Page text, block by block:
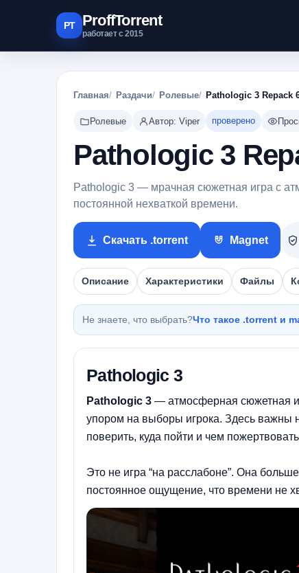
PT ProffTorrent
работает с 2015
Главная Раздачи Ролевые Pathologic 3 Repack
Ролевые Автор: Viper проверено
Pathologic 3
Pathologic 3 — мрачная сюжетная игра с
постоянной нехваткой времени.
Скачать .torrent Magnet
Описание Характеристики Файлы
Не знаете, что выбрать?Что такое .torrent и
Pathologic 3
Pathologic 3 — атмосферная сюжетная
упором на выборы игрока. Здесь важны
поверить, куда пойти и чем
Это не игра “на расслабоне”. Она
постоянное ощущение, что времени не